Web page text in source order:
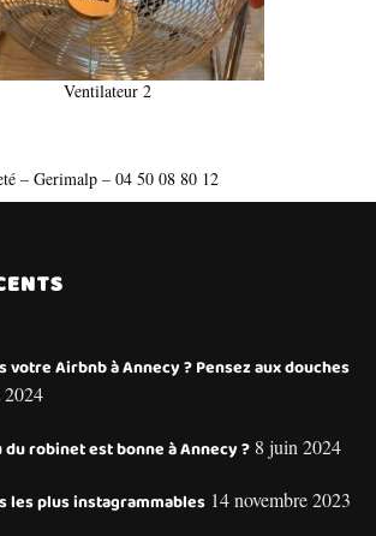
Ventilateur 2
– Gerimalp – 04 50 08 80 12
votre Airbnb à Annecy ? Pensez aux douches
2024
du robinet est bonne à Annecy ? 8 juin 2024
les plus instagrammables 14 novembre 2023